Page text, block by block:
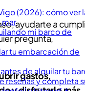
(2026): cómo ver
mi barco de
tu embarcación de
de alquilar tu
reseñas y completa
ayudarte a
pregunta,
gastos,